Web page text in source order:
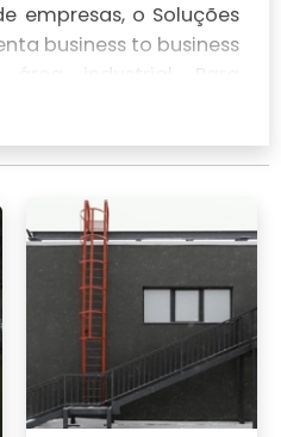
empresas, o Soluções
business to business
industrial. Para
de Aluguel de stand,
dos anuciantes a